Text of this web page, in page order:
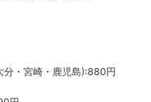
分・宮崎・鹿児島):880円